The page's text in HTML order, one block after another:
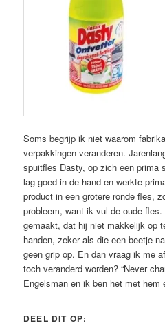
Soms begrijp ik niet waarom
verpakkingen veranderen.
spuitfles Dasty, op zich een prima
lag goed in de hand en werkte
product in een grotere ronde fles,
probleem, want ik vul de oude
gemaakt, dat hij niet makkelijk op
handen, zeker als die een beetje
geen grip op. En dan vraag ik me
toch veranderd worden? “Never
Engelsman en ik ben het met hem
DEEL DIT OP: